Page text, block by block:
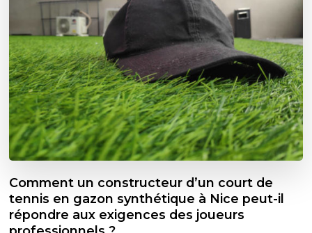
Comment un constructeur d’un court de
tennis en gazon synthétique à Nice peut-il
répondre aux exigences des joueurs